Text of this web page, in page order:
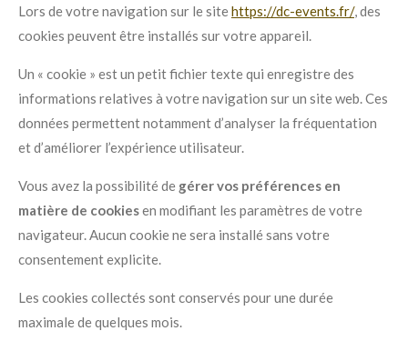
Lors de votre navigation sur le sitehttps://dc-events.fr/, des
cookies peuvent être installés sur votre appareil.
Un « cookie » est un petit fichier texte qui enregistre des
informations relatives à votre navigation sur un site web. Ces
données permettent notamment d’analyser la fréquentation
et d’améliorer l’expérience utilisateur.
Vous avez la possibilité de gérer vos préférences en
matière de cookiesen modifiant les paramètres de votre
navigateur. Aucun cookie ne sera installé sans votre
consentement explicite.
Les cookies collectés sont conservés pour une durée
maximale de quelques mois.